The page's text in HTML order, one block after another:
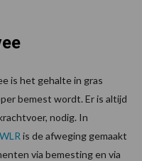
is het gehalte in gras
bemest wordt. Er is altijd
nodig. In
is de afweging gemaakt
via bemesting en via